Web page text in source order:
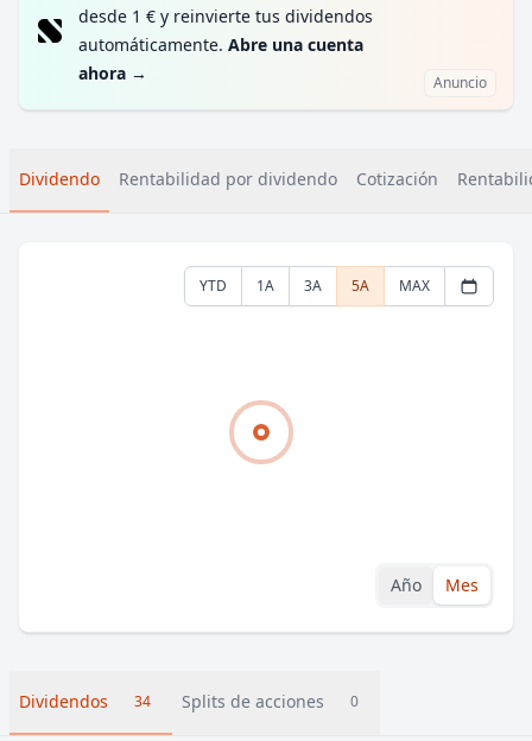
desde 1 € y reinvierte tus dividendos
automáticamente. Abre una cuenta
ahora → Anuncio
Dividendo Rentabilidad por dividendo Cotización
YTD 1A 3A 5A MAX
Año Mes
Dividendos 34 Splits de acciones 0